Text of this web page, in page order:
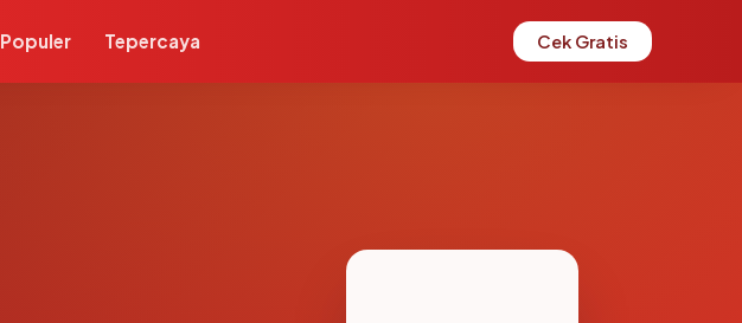
Populer Tepercaya Cek Gratis